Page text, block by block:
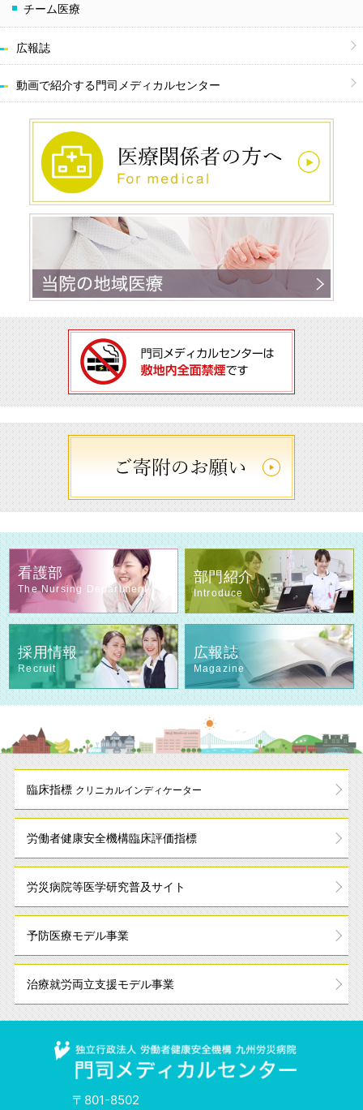
チーム医療
広報誌
動画で紹介する門司メディカルセンター
看護部
The Nursing Department
部門紹介
Introduce
採用情報
Recruit
広報誌
Magazine
臨床指標 クリニカルインディケーター
労働者健康安全機構臨床評価指標
労災病院等医学研究普及サイト
予防医療モデル事業
治療就労両立支援モデル事業
〒801-8502